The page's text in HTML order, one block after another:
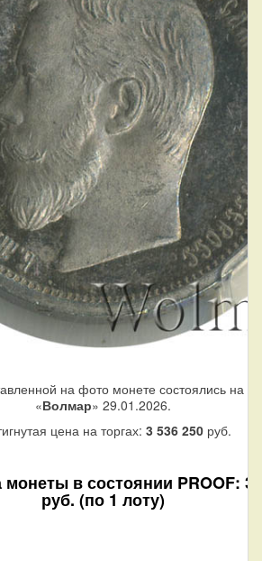
на фото монете состоялись на
«Волмар» 29.01.2026.
цена на торгах: 3 536 250 руб.
в состоянии PROOF: 3
руб. (по 1 лоту)